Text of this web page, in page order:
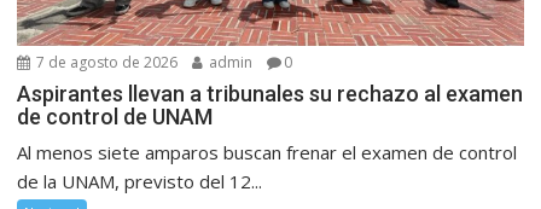
7 de agosto de 2026 admin 0
Aspirantes llevan a tribunales su rechazo al examen
de control de UNAM
Al menos siete amparos buscan frenar el examen de control
de la UNAM, previsto del 12...